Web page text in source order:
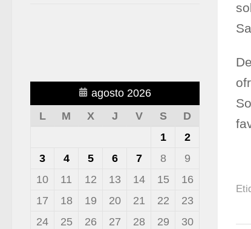
agosto 2026
L
M X J V S
D
1
2
3
4 5 6 7 8
9
10
11 12 13 14 15
16
17
18 19 20 21 22
23
24
25 26 27 28 29
30